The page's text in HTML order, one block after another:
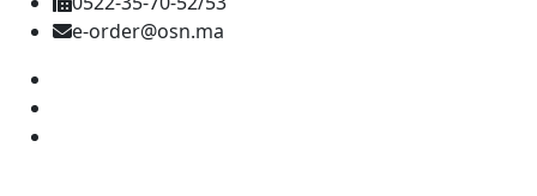
e-order@osn.ma